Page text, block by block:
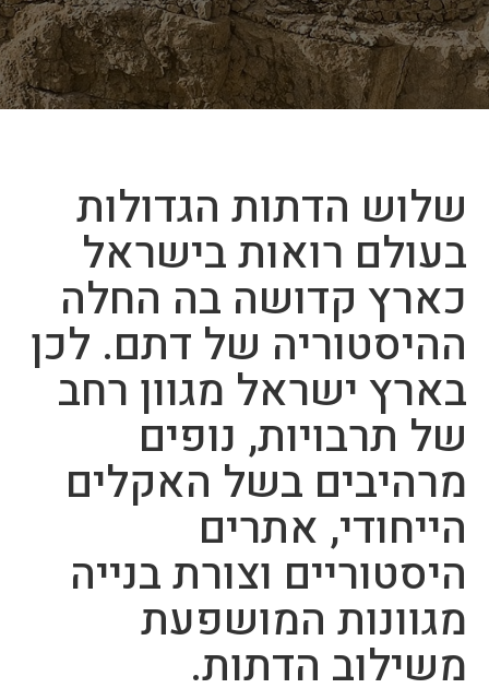
שלוש הדתות הגדולות
בעולם רואות בישראל
כארץ קדושה בה החלה
ההיסטוריה של דתם. לכן
בארץ ישראל מגוון רחב
של תרבויות, נופים
מרהיבים בשל האקלים
הייחודי, אתרים
היסטוריים וצורת בנייה
מגוונות המושפעת
משילוב הדתות.